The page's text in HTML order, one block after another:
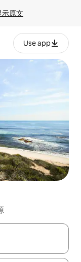
示原文
Use app
通过点击或滑动手势